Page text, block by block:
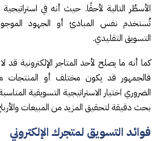
الأسطُر التالية لأحقًا. حيث أنه في
تُستخدم نفس المبادئ أو الجهود
التسويق التقليدي.
كما أنه ما يصلح لأحد المتاجر الإلكترونية قد
فالجمهور قد يكون مختلف أو المنتجات
الضروري اختيار الاستراتيجية التسويقية
بحث دقيقة لتحقيق المزيد من المبيعات
فوائد التسويق لمتجرك الإلكتروني